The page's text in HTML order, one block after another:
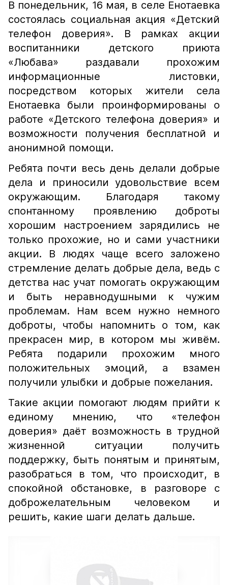
В понедельник, 16 мая, в селе Енотаевка
состоялась социальная акция «Детский
телефон доверия». В рамках акции
воспитанники детского приюта
«Любава» раздавали прохожим
информационные листовки,
посредством которых жители села
Енотаевка были проинформированы о
работе «Детского телефона доверия» и
возможности получения бесплатной и
анонимной помощи.
Ребята почти весь день делали добрые
дела и приносили удовольствие всем
окружающим. Благодаря такому
спонтанному проявлению доброты
хорошим настроением зарядились не
только прохожие, но и сами участники
акции. В людях чаще всего заложено
стремление делать добрые дела, ведь с
детства нас учат помогать окружающим
и быть неравнодушными к чужим
проблемам. Нам всем нужно немного
доброты, чтобы напомнить о том, как
прекрасен мир, в котором мы живём.
Ребята подарили прохожим много
положительных эмоций, а взамен
получили улыбки и добрые пожелания.
Такие акции помогают людям прийти к
единому мнению, что «телефон
доверия» даёт возможность в трудной
жизненной ситуации получить
поддержку, быть понятым и принятым,
разобраться в том, что происходит, в
спокойной обстановке, в разговоре с
доброжелательным человеком и
решить, какие шаги делать дальше.